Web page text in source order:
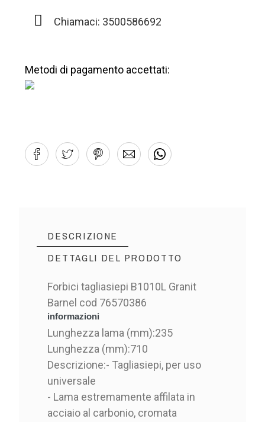
Chiamaci: 3500586692
Metodi di pagamento accettati:
DESCRIZIONE
DETTAGLI DEL PRODOTTO
Forbici tagliasiepi B1010L Granit
Barnel cod 76570386
informazioni
Lunghezza lama (mm):235
Lunghezza (mm):710
Descrizione:- Tagliasiepi, per uso
universale
- Lama estremamente affilata in
acciaio al carbonio, cromata